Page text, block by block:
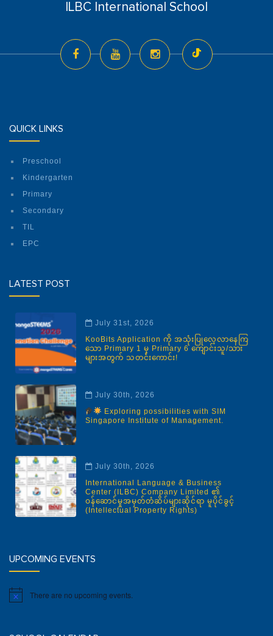
ILBC International School
QUICK LINKS
Preschool
Kindergarten
Primary
Secondary
TIL
EPC
LATEST POST
July 31st, 2026
KooBits Application ကို အသုံးပြုလေ့လာနေကြ
သော Primary 1 မှ Primary 6 ကျောင်းသူ/သား
များအတွက် သတင်းကောင်း!
July 30th, 2026
Exploring possibilities with SIM
Singapore Institute of Management.
July 30th, 2026
International Language & Business
Center (ILBC) Company Limited ၏
ဝန်ဆောင်မှုအမှတ်တံဆိပ်များဆိုင်ရာ မူပိုင်ခွင့်
(Intellectual Property Rights)
UPCOMING EVENTS
Notice There are no upcoming events.